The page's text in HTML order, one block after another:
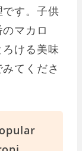
す。子供
マカロ
ける美味
てくださ